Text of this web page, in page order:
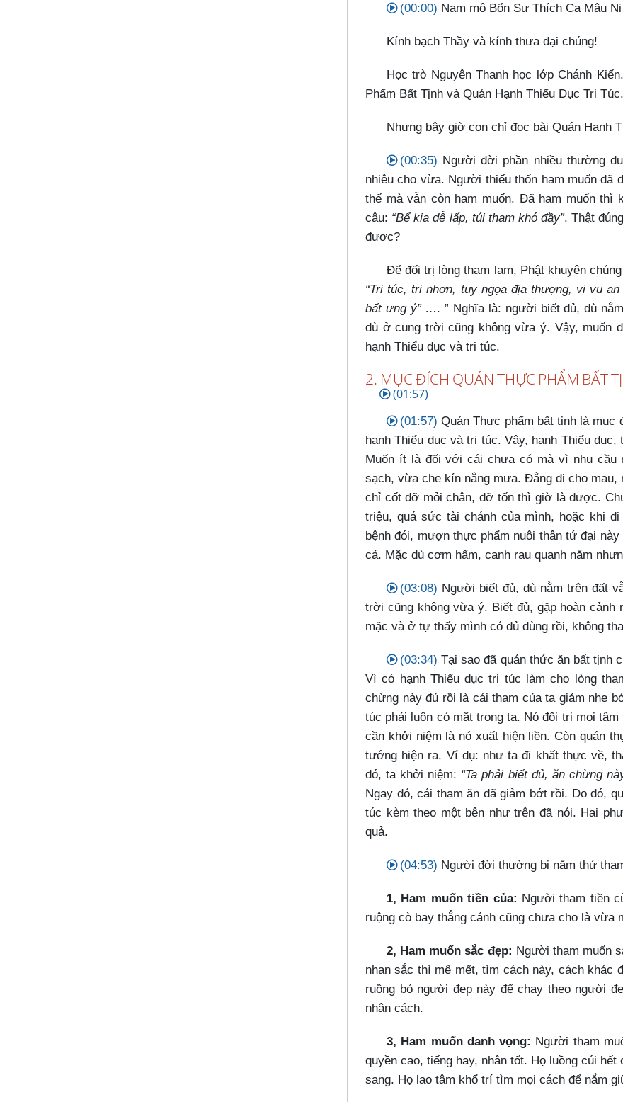
(00:00) Nam mô Bổn Sư Thích Ca Mâu
Kính bạch Thầy và kính thưa đại chúng!
Học trò Nguyên Thanh học lớp Chánh
Phẩm Bất Tịnh và Quán Hạnh Thiểu Dục Tri Túc.
Nhưng bây giờ con chỉ đọc bài Quán Hạnh
(00:35) Người đời phần nhiều thường
nhiêu cho vừa. Người thiếu thốn ham muốn
thế mà vẫn còn ham muốn. Đã ham muốn thì
câu: “Bể kia dễ lấp, túi tham khó đầy”. Thật
được?
Để đối trị lòng tham lam, Phật khuyên
“Tri túc, tri nhơn, tuy ngọa địa thượng, vi vu
bất ưng ý”…​. ” Nghĩa là: người biết đủ, dù
dù ở cung trời cũng không vừa ý. Vậy, muốn
hạnh Thiểu dục và tri túc.
2. MỤC ĐÍCH QUÁN THỰC PHẨM BẤT
(01:57)
(01:57) Quán Thực phẩm bất tịnh là
hạnh Thiểu dục và tri túc. Vậy, hạnh Thiểu
Muốn ít là đối với cái chưa có mà vì nhu cầu
sạch, vừa che kín nắng mưa. Đằng đi cho
chỉ cốt đỡ mỏi chân, đỡ tốn thì giờ là được.
triệu, quá sức tài chánh của mình, hoặc khi
bệnh đói, mượn thực phẩm nuôi thân tứ đại
cả. Mặc dù cơm hẩm, canh rau quanh năm
(03:08) Người biết đủ, dù nằm trên đất
trời cũng không vừa ý. Biết đủ, gặp hoàn
mặc và ở tự thấy mình có đủ dùng rồi, không
(03:34) Tại sao đã quán thức ăn bất tịnh
Vì có hạnh Thiểu dục tri túc làm cho lòng
chừng này đủ rồi là cái tham của ta giảm nhẹ
túc phải luôn có mặt trong ta. Nó đối trị mọi
cần khởi niệm là nó xuất hiện liền. Còn quán
tướng hiện ra. Ví dụ: như ta đi khất thực về,
đó, ta khởi niệm: “Ta phải biết đủ, ăn chừng
Ngay đó, cái tham ăn đã giảm bớt rồi. Do đó,
túc kèm theo một bên như trên đã nói. Hai
quả.
(04:53) Người đời thường bị năm thứ
1, Ham muốn tiền của: Người tham tiền
ruộng cò bay thẳng cánh cũng chưa cho là
2, Ham muốn sắc đẹp: Người tham muốn
nhan sắc thì mê mết, tìm cách này, cách khác
ruồng bỏ người đẹp này để chạy theo người
nhân cách.
3, Ham muốn danh vọng: Người tham
quyền cao, tiếng hay, nhân tốt. Họ luồng cúi
sang. Họ lao tâm khổ trí tìm mọi cách để nắm